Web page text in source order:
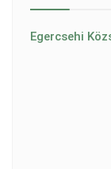
Egercsehi